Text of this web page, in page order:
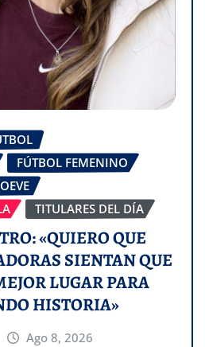
FÚTBOL FEMENINO
TITULARES DEL DÍA
«QUIERO QUE
SIENTAN QUE
LUGAR PARA
HISTORIA»
Ago 8, 2026